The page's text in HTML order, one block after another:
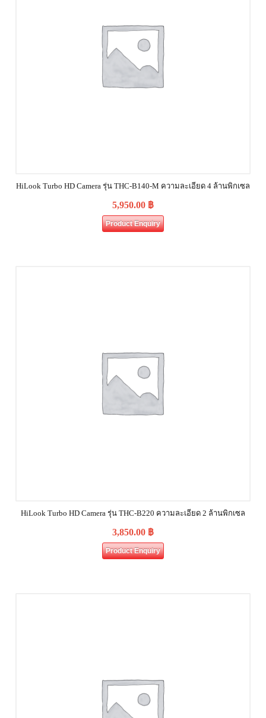
HiLook Turbo HD Camera รุ่น THC-B140-M ความละเอียด 4 ล้านพิกเซล
5,950.00 ฿
Product Enquiry
HiLook Turbo HD Camera รุ่น THC-B220 ความละเอียด 2 ล้านพิกเซล
3,850.00 ฿
Product Enquiry